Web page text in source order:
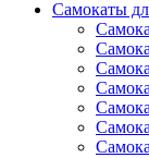
Самокаты